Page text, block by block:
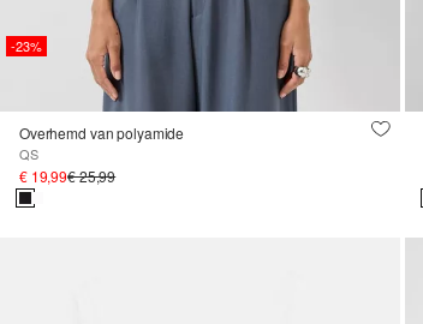
-23%
Overhemd van polyamide
QS
€ 19,99€ 25,99